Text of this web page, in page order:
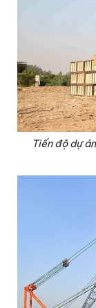
Tiến độ dự